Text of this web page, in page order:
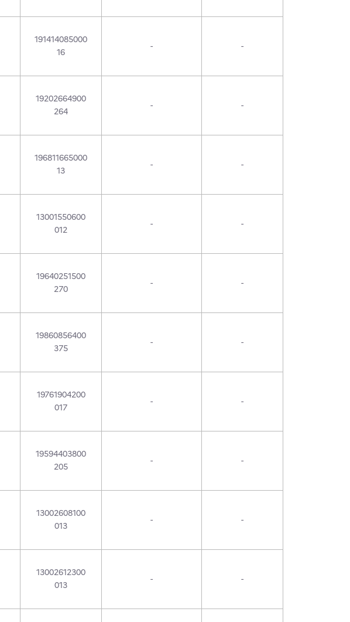
191414085000
16
- -
19202664900
264
- -
196811665000
13
- -
13001550600
012
- -
19640251500
270
- -
19860856400
375
- -
19761904200
017
- -
19594403800
205
- -
13002608100
013
- -
13002612300
013
- -